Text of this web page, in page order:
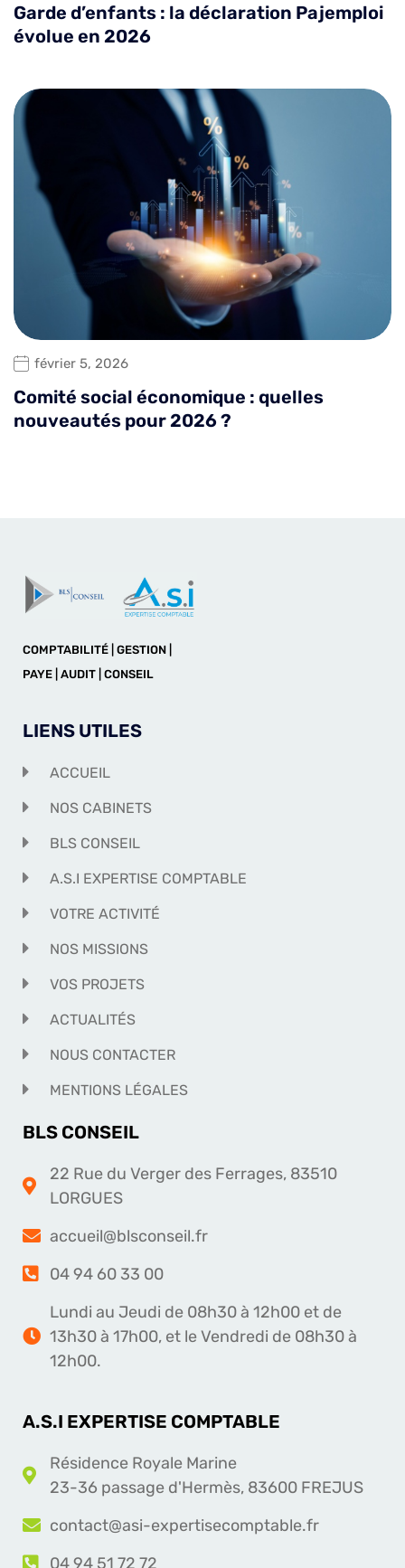
Garde d’enfants : la déclaration Pajemploi
évolue en 2026
février 5, 2026
Comité social économique : quelles
nouveautés pour 2026 ?
COMPTABILITÉ | GESTION |
PAYE | AUDIT | CONSEIL
LIENS UTILES
ACCUEIL
NOS CABINETS
BLS CONSEIL
A.S.I EXPERTISE COMPTABLE
VOTRE ACTIVITÉ
NOS MISSIONS
VOS PROJETS
ACTUALITÉS
NOUS CONTACTER
MENTIONS LÉGALES
BLS CONSEIL
22 Rue du Verger des Ferrages, 83510
LORGUES
accueil@blsconseil.fr
04 94 60 33 00
Lundi au Jeudi de 08h30 à 12h00 et de
13h30 à 17h00, et le Vendredi de 08h30 à
12h00.
A.S.I EXPERTISE COMPTABLE
Résidence Royale Marine
23-36 passage d'Hermès, 83600 FREJUS
contact@asi-expertisecomptable.fr
04 94 51 72 72